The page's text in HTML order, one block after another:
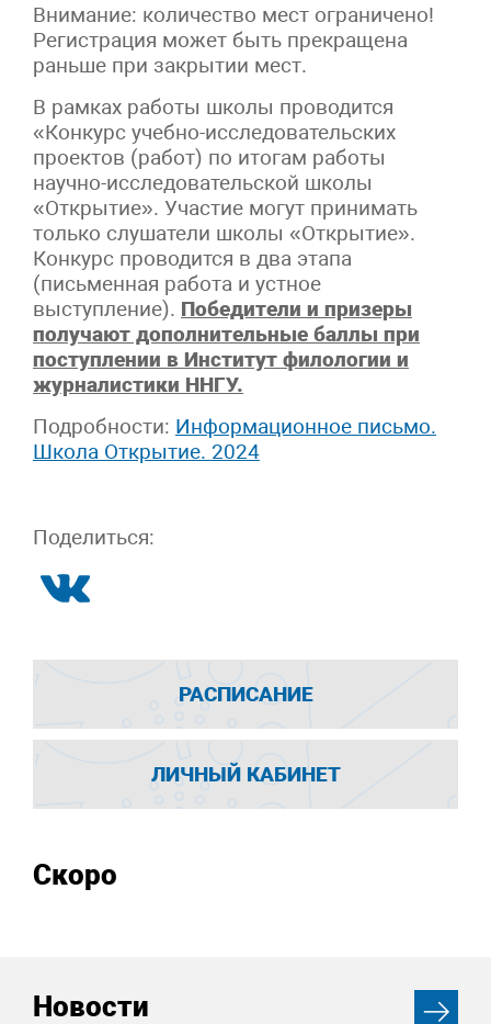
Внимание: количество мест ограничено!
Регистрация может быть прекращена
раньше при закрытии мест.
В рамках работы школы проводится
«Конкурс учебно-исследовательских
проектов (работ) по итогам работы
научно-исследовательской школы
«Открытие». Участие могут принимать
только слушатели школы «Открытие».
Конкурс проводится в два этапа
(письменная работа и устное
выступление). Победители и призеры
получают дополнительные баллы при
поступлении в Институт филологии и
журналистики ННГУ.
Подробности: Информационное письмо.
Школа Открытие. 2024
Поделиться:
РАСПИСАНИЕ
ЛИЧНЫЙ КАБИНЕТ
Скоро
Новости